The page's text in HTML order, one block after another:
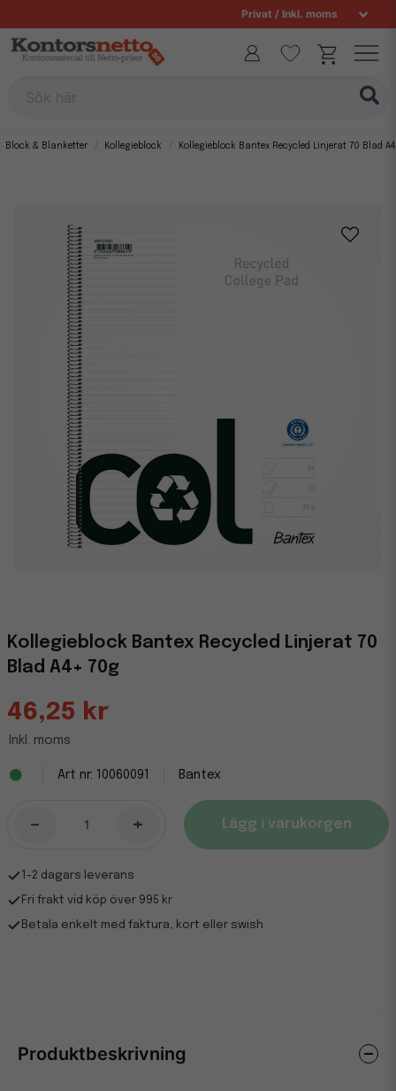
Block & Blanketter Kollegieblock Kollegieblock Bantex Recycled Linjerat 70 Blad
Kollegieblock Bantex Recycled Linjerat 70
Blad A4+ 70g
46,25 kr
Inkl. moms
10060091 Bantex
- + Lägg i varukorgen
1-2 dagars leverans
Fri frakt vid köp över 995 kr
Betala enkelt med faktura, kort eller swish
Produktbeskrivning